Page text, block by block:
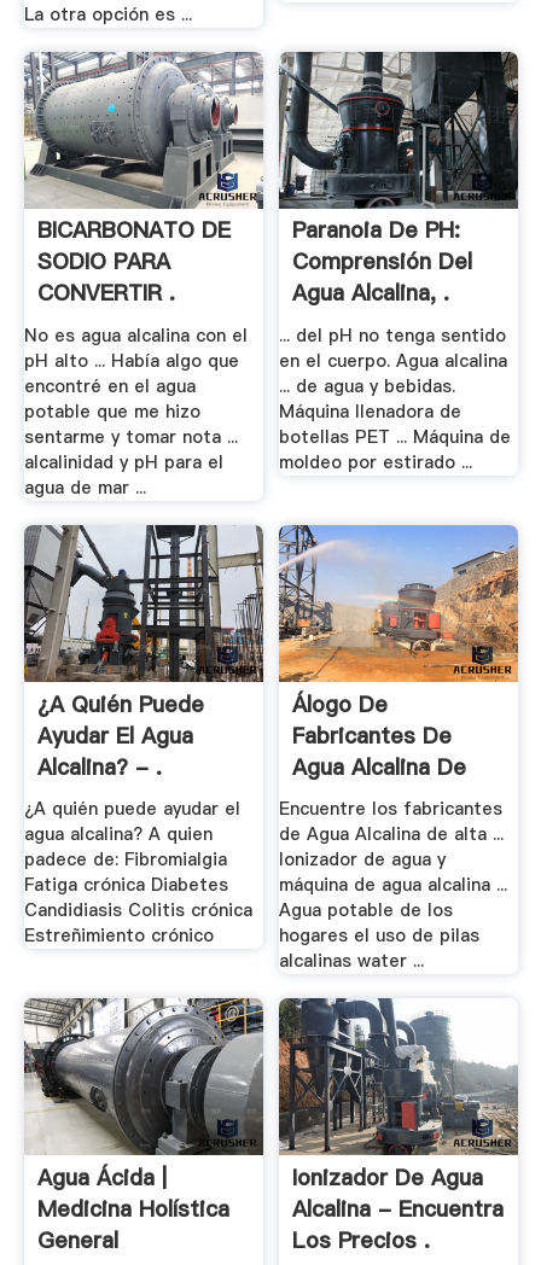
La otra opción es ...
BICARBONATO DE
SODIO PARA
CONVERTIR .
No es agua alcalina con el
pH alto ... Había algo que
encontré en el agua
potable que me hizo
sentarme y tomar nota ...
alcalinidad y pH para el
agua de mar ...
Paranoia De PH:
Comprensión Del
Agua Alcalina, .
... del pH no tenga sentido
en el cuerpo. Agua alcalina
... de agua y bebidas.
Máquina llenadora de
botellas PET ... Máquina de
moldeo por estirado ...
¿A Quién Puede
Ayudar El Agua
Alcalina? - .
¿A quién puede ayudar el
agua alcalina? A quien
padece de: Fibromialgia
Fatiga crónica Diabetes
Candidiasis Colitis crónica
Estreñimiento crónico
Álogo De
Fabricantes De
Agua Alcalina De
Alta .
Encuentre los fabricantes
de Agua Alcalina de alta ...
Ionizador de agua y
máquina de agua alcalina ...
Agua potable de los
hogares el uso de pilas
alcalinas water ...
Agua Ácida |
Medicina Holística
General
Ionizador De Agua
Alcalina - Encuentra
Los Precios .